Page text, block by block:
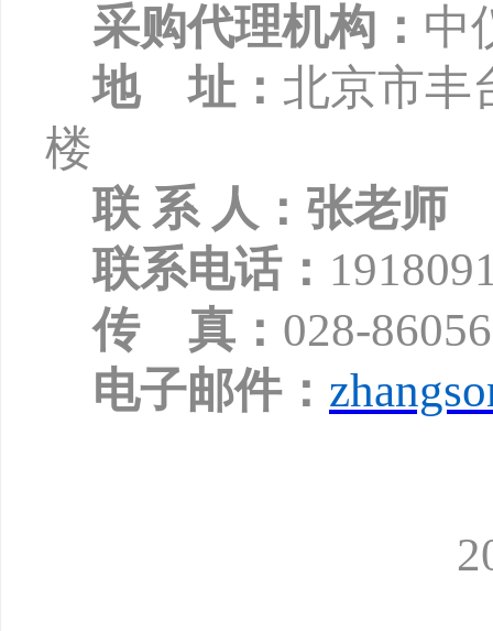
采购代理机构： 中
地
址： 北京市丰
楼
联 系 人：张老师
联系电话：
传
真： 028-
电子邮件：
2024年9